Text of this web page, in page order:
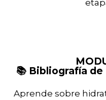
📚 Bibliografía
Aprende sobre